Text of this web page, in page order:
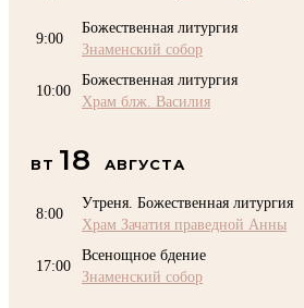
9:00
Божественная литургия
Знаменский собор
10:00
Божественная литургия
Храм блж. Василия
ВТ 18 АВГУСТА
8:00
Утреня. Божественная литургия
Храм Зачатия праведной Анны
17:00
Всенощное бдение
Знаменский собор